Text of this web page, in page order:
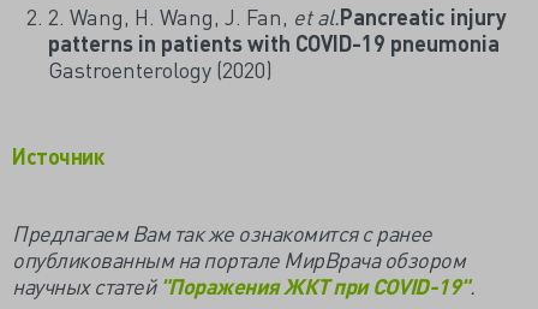
2. Wang, H. Wang, J. Fan, et al.Pancreatic injury
patterns in patients with COVID-19 pneumonia
Gastroenterology (2020)
Источник
Предлагаем Вам так же ознакомится с ранее
опубликованным на портале МирВрача обзором
научных статей "Поражения ЖКТ при COVID-19".